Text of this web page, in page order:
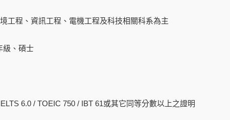
工程、資訊工程、電機工程及科技相關科系為主
級、碩士
6.0 / TOEIC 750 / IBT 61或其它同等分數以上之證明